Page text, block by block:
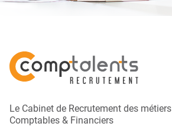
Le Cabinet de Recrutement des métiers
Comptables & Financiers